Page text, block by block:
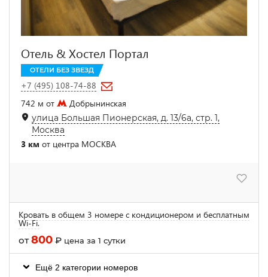
Отель & Хостел Портал
ОТЕЛИ БЕЗ ЗВЕЗД
+7 (495) 108-74-88
742 м от
Добрынинская
улица Большая Пионерская, д. 13/6а, стр. 1,
Москва
3 км от центра МОСКВА
Кровать в общем 3 номере с кондиционером и бесплатным
Wi-Fi.
от800 ₽ цена за 1 сутки
Ещё 2 категории номеров